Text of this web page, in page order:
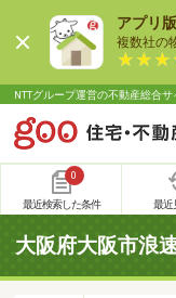
アプリ
複数社の
NTTグループ運営の不動産総合
0
最近検索した条件 最近
大阪府大阪市浪